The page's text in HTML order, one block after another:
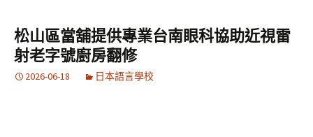
容
鍵
字:
松山區當舖提供專業台南眼科協助近視雷
射老字號廚房翻修
2026-06-18 日本語言學校